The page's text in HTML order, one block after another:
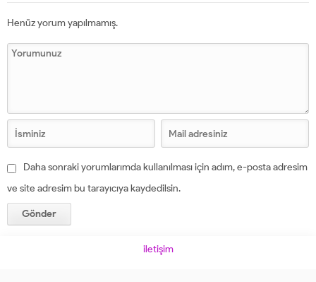
Henüz yorum yapılmamış.
Daha sonraki yorumlarımda kullanılması için adım, e-posta adresim
ve site adresim bu tarayıcıya kaydedilsin.
iletişim